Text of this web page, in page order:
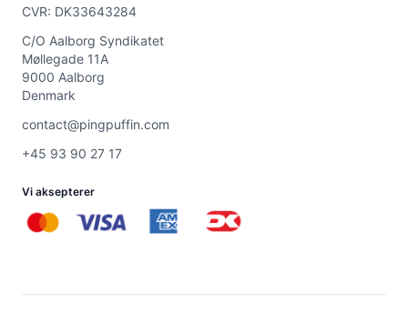
CVR: DK33643284
C/O Aalborg Syndikatet
Møllegade 11A
9000 Aalborg
Denmark
contact@pingpuffin.com
+45 93 90 27 17
Vi aksepterer